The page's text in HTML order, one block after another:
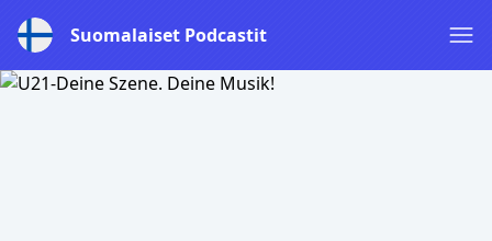
Suomalaiset Podcastit